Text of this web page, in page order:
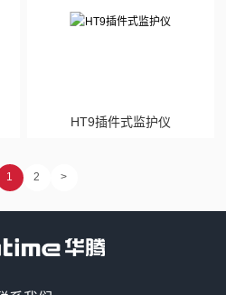
HT9插件式监护仪
1 2 >